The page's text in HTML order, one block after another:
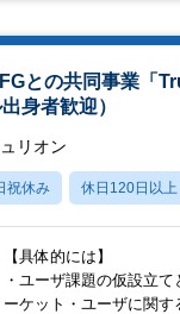
との共同事業「
身者歓迎）
リオン
祝休み 休日120日以上
【具体的には】
・ユーザ課題の仮設立
ーケット・ユーザに関す